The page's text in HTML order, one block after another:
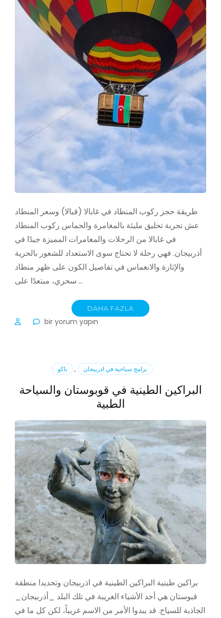
طريقة حجز ركوب المنطاد في غابالا (قبالا) وسعر المنطاد
عش تجربة تحليق مليئة بالمغامرة والحماس ركوب المنطاد
في غابالا من الرحلات والمغامرات المميزة جيدًا في
أذربيجان. فهي رحلة لا تحتاج سوى الاستعداد للشعور بالحرية
والإثارة والانغماس في تفاصيل الكون على ظهر منطاد
سحري، مبتعدًا على …
DAHA FAZLA
ركوب
(قبالا)
için
bir yorum yapın
باكو , برامج سياحية في اذربيجان
البراكين الطينية في قوبوستان والسياحة
الطبية
براكين طينية البراكين الطينية في اذربيجان وتحديدا منطقة
قبوستان هي أحد الأشياء الغريبة في تلك البلد _أذربيجان_
الجاذبة للسياح. قد يبدوا الأمر من الاسم غريباً، لكن كل ما في